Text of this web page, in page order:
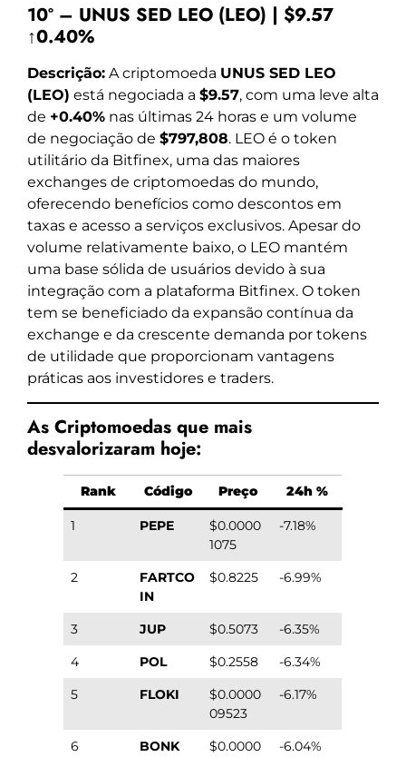
10º – UNUS SED LEO (LEO) | $9.57
↑0.40%
Descrição: A criptomoeda UNUS SED LEO
(LEO) está negociada a $9.57, com uma leve alta
de +0.40% nas últimas 24 horas e um volume
de negociação de $797,808. LEO é o token
utilitário da Bitfinex, uma das maiores
exchanges de criptomoedas do mundo,
oferecendo benefícios como descontos em
taxas e acesso a serviços exclusivos. Apesar do
volume relativamente baixo, o LEO mantém
uma base sólida de usuários devido à sua
integração com a plataforma Bitfinex. O token
tem se beneficiado da expansão contínua da
exchange e da crescente demanda por tokens
de utilidade que proporcionam vantagens
práticas aos investidores e traders.
As Criptomoedas que mais
desvalorizaram hoje:
Rank Código Preço 24h %
1 PEPE
$0.0000
1075
-7.18%
2
FARTCO
IN
$0.8225 -6.99%
3 JUP $0.5073
-6.35%
4
POL $0.2558
-6.34%
5
FLOKI
$0.0000
09523
-6.17%
6 BONK $0.0000 -6.04%